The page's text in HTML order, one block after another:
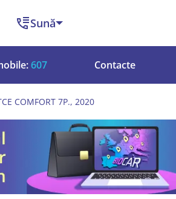
Sună
607 Contacte
COMFORT 7P., 2020